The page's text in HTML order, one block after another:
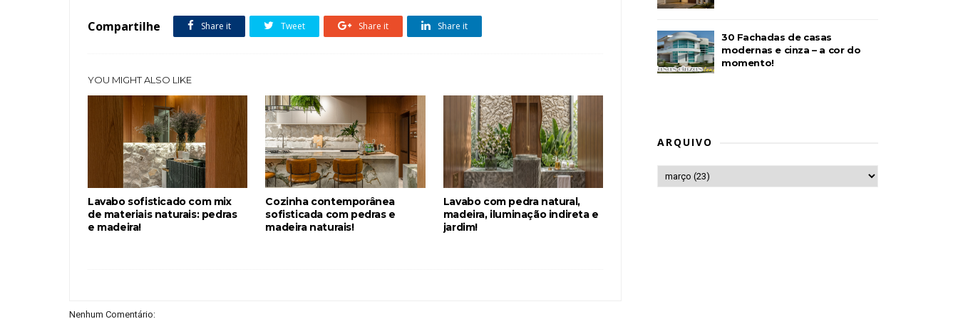
Compartilhe Share it Tweet Share it Share it
YOU MIGHT ALSO LIKE
Lavabo sofisticado com mix
de materiais naturais: pedras
e madeira!
Cozinha contemporânea
sofisticada com pedras e
madeira naturais!
Lavabo com pedra natural,
madeira, iluminação indireta e
jardim!
Nenhum Comentário:
30 Fachadas de casas
modernas e cinza – a cor do
momento!
ARQUIVO